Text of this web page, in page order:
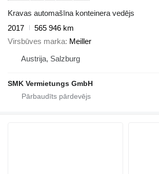
Kravas automašīna konteinera vedējs
2017
565 946 km
Virsbūves marka Meiller
Austrija, Salzburg
SMK Vermietungs GmbH